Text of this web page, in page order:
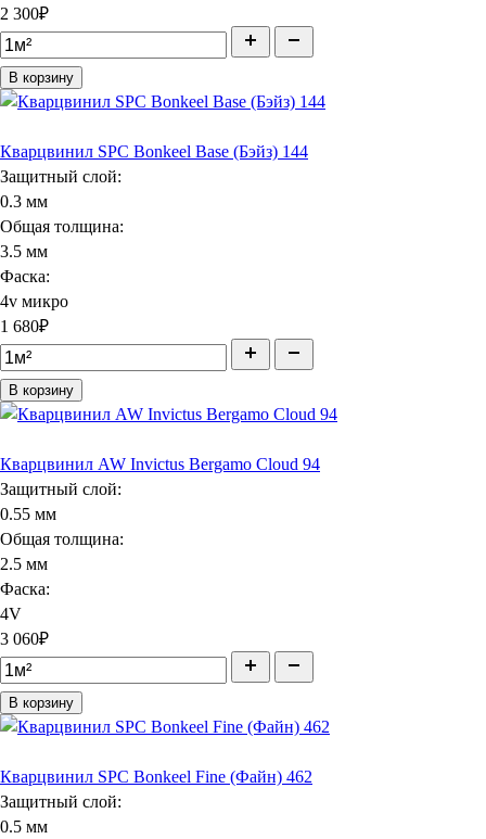
2 300₽
В корзину
Кварцвинил SPC Bonkeel Base (Бэйз) 144
Защитный слой:
0.3 мм
Общая толщина:
3.5 мм
Фаска:
4v микро
1 680₽
В корзину
Кварцвинил AW Invictus Bergamo Cloud 94
Защитный слой:
0.55 мм
Общая толщина:
2.5 мм
Фаска:
4V
3 060₽
В корзину
Кварцвинил SPC Bonkeel Fine (Файн) 462
Защитный слой:
0.5 мм